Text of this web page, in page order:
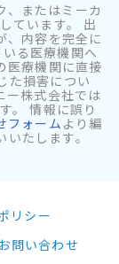
、またはミーカ
ています。 出
、内容を完全に
る医療機関へ
医療機関に直接
た損害につい
ー株式会社では
。 情報に誤り
フォームより編
たします。
リシー
お問い合わせ